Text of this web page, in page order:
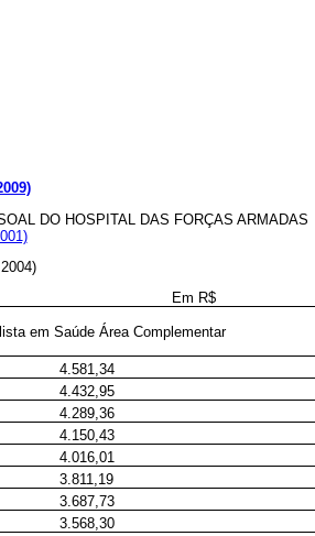
DO HOSPITAL DAS FORÇAS ARMADAS
Em R$
em Saúde Área Complementar
4.581,34
4.432,95
4.289,36
4.150,43
4.016,01
3.811,19
3.687,73
3.568,30